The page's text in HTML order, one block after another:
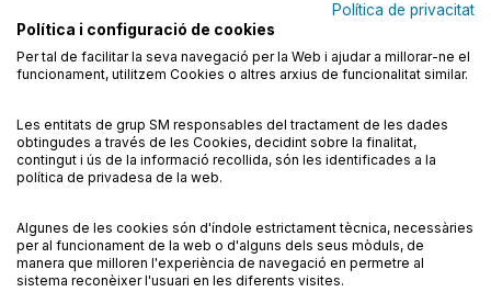
Condicions de compra
Condicions d’ús
Política de cookies
Política de privadesa
FAQs
Política de privacitat
Política i configuració de cookies
Per tal de facilitar la seva navegació per la Web i ajudar a millorar-ne el
funcionament, utilitzem Cookies o altres arxius de funcionalitat similar.
Les entitats de grup SM responsables del tractament de les dades
obtingudes a través de les Cookies, decidint sobre la finalitat,
contingut i ús de la informació recollida, són les identificades a la
política de privadesa de la web.
Algunes de les cookies són d'índole estrictament tècnica, necessàries
per al funcionament de la web o d'alguns dels seus mòduls, de
manera que milloren l'experiència de navegació en permetre al
sistema reconèixer l'usuari en les diferents visites.